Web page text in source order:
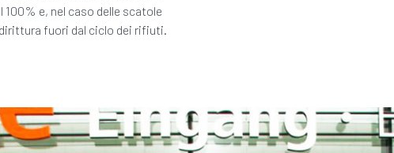
e, nel caso delle scatole
fuori dal ciclo dei rifiuti.